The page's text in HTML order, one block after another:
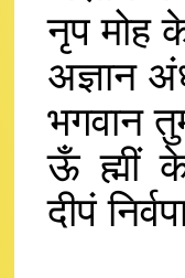
नृप मोह
अज्ञान
भगवान
ऊँ ह्मीं
दीपं